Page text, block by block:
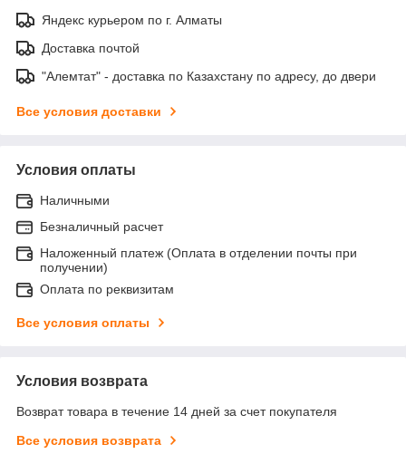
Яндекс курьером по г. Алматы
Доставка почтой
"Алемтат" - доставка по Казахстану по адресу, до двери
Все условия доставки
Условия оплаты
Наличными
Безналичный расчет
Наложенный платеж (Оплата в отделении почты при
получении)
Оплата по реквизитам
Все условия оплаты
Условия возврата
Возврат товара в течение 14 дней за счет покупателя
Все условия возврата